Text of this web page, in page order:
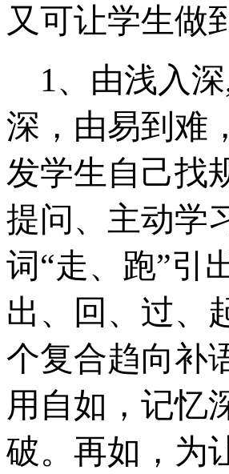
又可让学生做
1、由浅入深
深，由易到难
发学生自己找
提问、主动学
词“走、跑”引
出、回、过、
个复合趋向补
用自如，记忆
破。再如，为